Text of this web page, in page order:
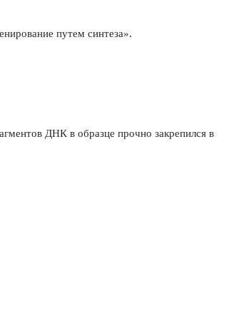
путем синтеза».
ДНК в образце прочно закрепился в